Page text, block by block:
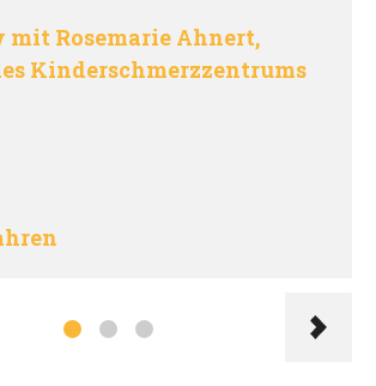
Rosemarie Ahnert,
Kinderschmerzzentrums